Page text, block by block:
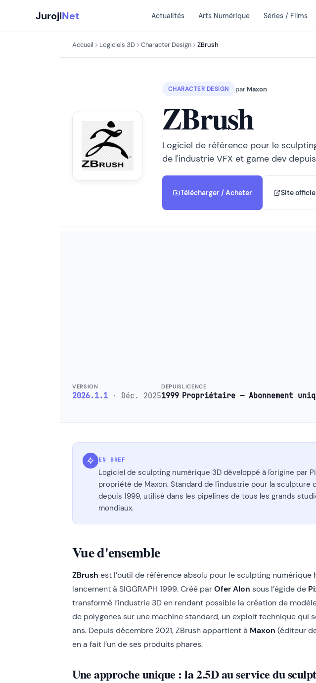
contenu
JurojiNet Actualités Arts Numérique Séries / Films
Accueil Logiciels 3D Character Design ZBrush
CHARACTER DESIGN par Maxon
ZBrush
Logiciel de référence pour le
de l'industrie VFX et game dev
Télécharger / Acheter Site
VERSION
2026.1.1 · Déc. 2025
DEPUIS
1999
LICENCE
Propriétaire — Abonnement
EN BREF
Logiciel de sculpting numérique 3D développé à l'origine par
propriété de Maxon. Standard de l'industrie pour la sculpture
depuis 1999, utilisé dans les pipelines de tous les grands
mondiaux.
Vue d'ensemble
ZBrush est l’outil de référence absolu pour le sculpting numérique
lancement à SIGGRAPH 1999. Créé parOfer Alon sous l’égide de
transformé l’industrie 3D en rendant possible la création de
de polygones sur une machine standard, un exploit technique qui
ans. Depuis décembre 2021, ZBrush appartient à Maxon (éditeur
en a fait l’un de ses produits phares.
Une approche unique : la 2.5D au service du